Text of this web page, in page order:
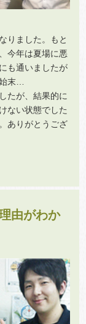
りました。もと
今年は夏場に悪
も通いましたが
末…
たが、結果的に
ない状態でした
ありがとうござ
由がわか